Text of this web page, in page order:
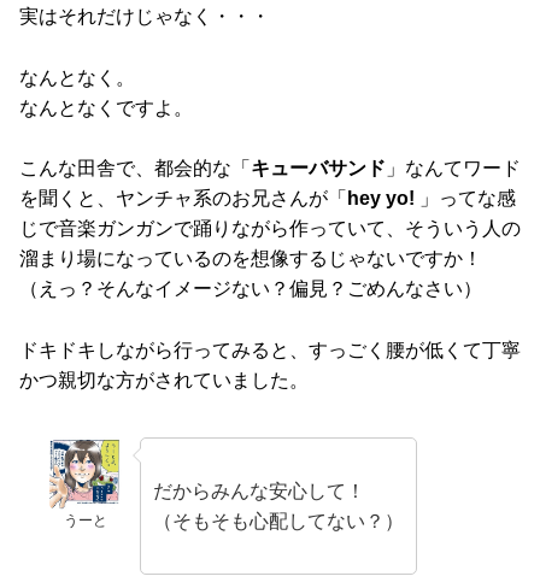
実はそれだけじゃなく・・・
なんとなく。
なんとなくですよ。
こんな田舎で、都会的な「 キューバサンド 」なんてワード
を聞くと、ヤンチャ系のお兄さんが「 hey yo! 」ってな感
じで音楽ガンガンで踊りながら作っていて、そういう人の
溜まり場になっているのを想像するじゃないですか！
（えっ？そんなイメージない？偏見？ごめんなさい）
ドキドキしながら行ってみると、すっごく腰が低くて丁寧
かつ親切な方がされていました。
うーと
だからみんな安心して！
（そもそも心配してない？）